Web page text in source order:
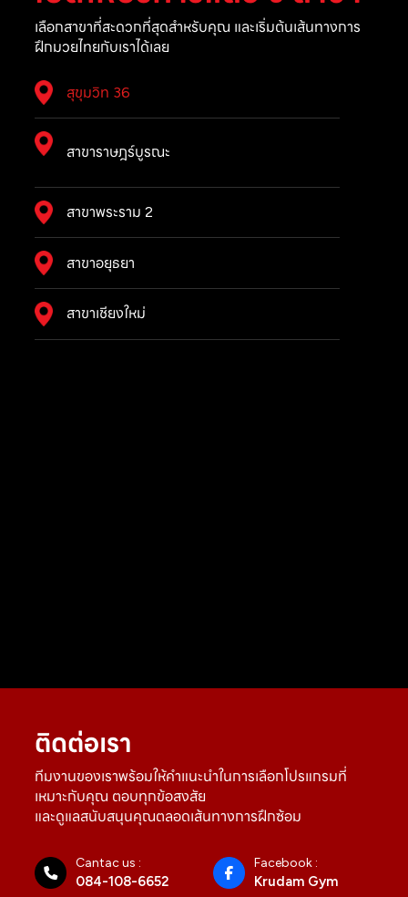
เลือกสาขาที่สะดวกที่สุดสำหรับคุณ และเริ่มต้นเส้นทางการ
ฝึกมวยไทยกับเราได้เลย
สุขุมวิท 36
สาขาราษฎร์บูรณะ
สาขาพระราม 2
สาขาอยุธยา
สาขาเชียงใหม่
ติดต่อเรา
ทีมงานของเราพร้อมให้คำแนะนำในการเลือกโปรแกรมที่
เหมาะกับคุณ ตอบทุกข้อสงสัย
และดูแลสนับสนุนคุณตลอดเส้นทางการฝึกซ้อม
Cantac us :
084-108-6652
Facebook :
Krudam Gym